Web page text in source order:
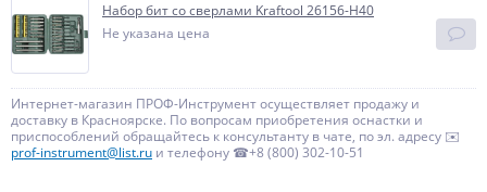
Набор бит со сверлами Kraftool 26156-H40
Не указана цена
Интернет-магазин ПРОФ-Инструмент осуществляет продажу и
доставку в Красноярске. По вопросам приобретения оснастки и
приспособлений обращайтесь к консультанту в чате, по эл. адресу ✉️
prof-instrument@list.ru и телефону ☎+8 (800) 302-10-51